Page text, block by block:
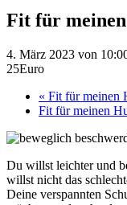
Fit für
4. März 2023 von
25Euro
« Fit für meinen
Fit für meinen
Du willst leichter und
willst nicht das
Deine verspannten